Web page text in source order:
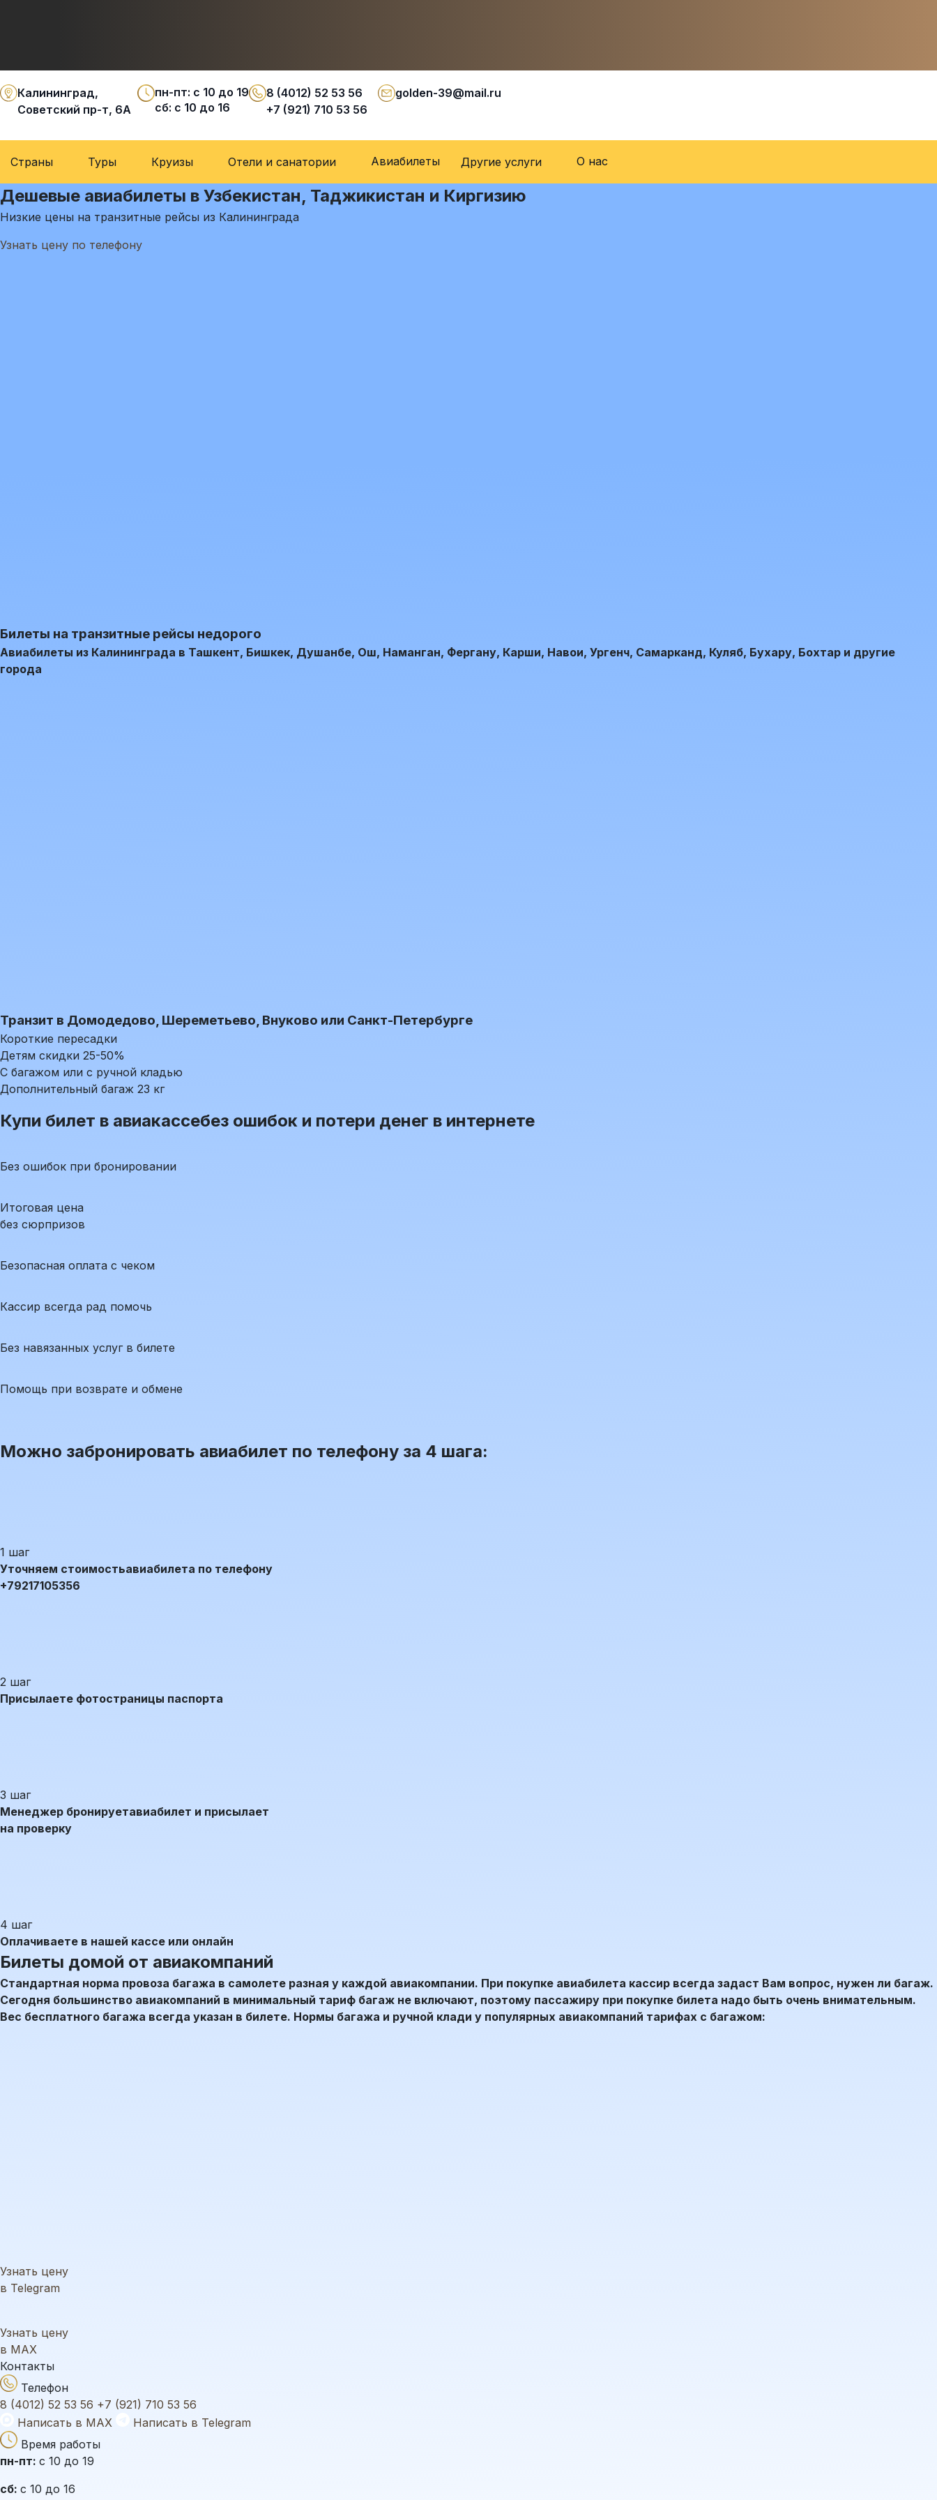
Калининград,
Советский пр-т, 6А
пн-пт: с 10 до 19
сб: с 10 до 16
8 (4012) 52 53 56
+7 (921) 710 53 56
golden-39@mail.ru
Страны Туры Круизы Отели и санатории Авиабилеты Другие услуги О нас
Дешевые авиабилеты в Узбекистан, Таджикистан и Киргизию
Низкие цены на транзитные рейсы из Калининграда
Узнать цену по телефону
Билеты на транзитные рейсы недорого
Авиабилеты из Калининграда в Ташкент, Бишкек, Душанбе, Ош, Наманган, Фергану, Карши, Навои, Ургенч, Самарканд, Куляб, Бухару, Бохтар и другие
города
Транзит в Домодедово, Шереметьево, Внуково или Санкт-Петербурге
Короткие пересадки
Детям скидки 25-50%
С багажом или с ручной кладью
Дополнительный багаж 23 кг
Купи билет в авиакассебез ошибок и потери денег в интернете
Без ошибок при бронировании
Итоговая цена
без сюрпризов
Безопасная оплата с чеком
Кассир всегда рад помочь
Без навязанных услуг в билете
Помощь при возврате и обмене
Можно забронировать авиабилет по телефону за 4 шага:
1 шаг
Уточняем стоимостьавиабилета по телефону
+79217105356
2 шаг
Присылаете фотостраницы паспорта
3 шаг
Менеджер бронируетавиабилет и присылает
на проверку
4 шаг
Оплачиваете в нашей кассе или онлайн
Билеты домой от авиакомпаний
Стандартная норма провоза багажа в самолете разная у каждой авиакомпании. При покупке авиабилета кассир всегда задаст Вам вопрос, нужен ли багаж.
Сегодня большинство авиакомпаний в минимальный тариф багаж не включают, поэтому пассажиру при покупке билета надо быть очень внимательным.
Вес бесплатного багажа всегда указан в билете. Нормы багажа и ручной клади у популярных авиакомпаний тарифах с багажом:
Узнать цену
в Telegram
Узнать цену
в MAX
Контакты
Телефон
8 (4012) 52 53 56 +7 (921) 710 53 56
Написать в MAX
Написать в Telegram
Время работы
пн-пт: с 10 до 19
сб: с 10 до 16